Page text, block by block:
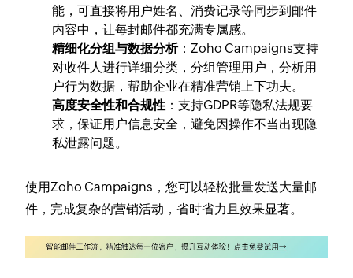
能，可直接将用户姓名、消费记录等同步到邮件
内容中，让每封邮件都充满专属感。
精细化分组与数据分析：Zoho Campaigns支持
对收件人进行详细分类，分组管理用户，分析用
户行为数据，帮助企业在精准营销上下功夫。
高度安全性和合规性 ：支持GDPR等隐私法规要
求，保证用户信息安全，避免因操作不当出现隐
私泄露问题。
使用Zoho Campaigns，您可以轻松批量发送大量邮
件，完成复杂的营销活动，省时省力且效果显著。